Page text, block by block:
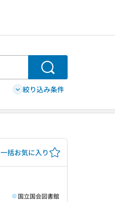
検索
絞り込み条件
一括お気に入り
国立国会図書館